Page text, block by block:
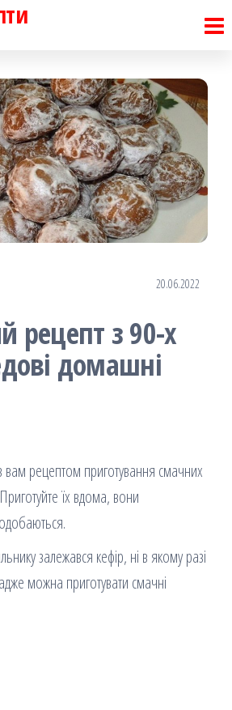
20.06.2022
рецепт з 90-х
домашні
вам рецептом приготування смачних
їх вдома, вони
залежався кефір, ні в якому разі
можна приготувати смачні